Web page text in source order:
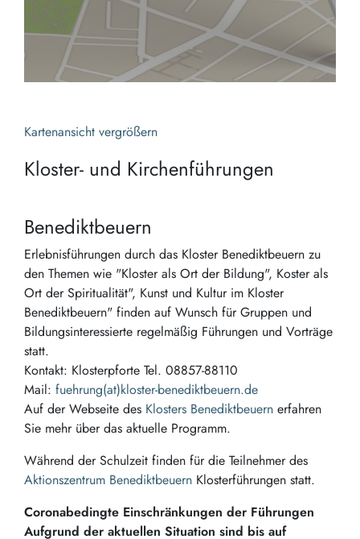
Kartenansicht vergrößern
Kloster- und Kirchenführungen
Benediktbeuern
Erlebnisführungen durch das Kloster Benediktbeuern zu
den Themen wie "Kloster als Ort der Bildung", Koster als
Ort der Spiritualität", Kunst und Kultur im Kloster
Benediktbeuern" finden auf Wunsch für Gruppen und
Bildungsinteressierte regelmäßig Führungen und Vorträge
statt.
Kontakt: Klosterpforte Tel. 08857-88110
Mail: fuehrung(at)kloster-benediktbeuern.de
Auf der Webseite des Klosters Benediktbeuern erfahren
Sie mehr über das aktuelle Programm.
Während der Schulzeit finden für die Teilnehmer des
Aktionszentrum Benediktbeuern Klosterführungen statt.
Coronabedingte Einschränkungen der Führungen
Aufgrund der aktuellen Situation sind bis auf